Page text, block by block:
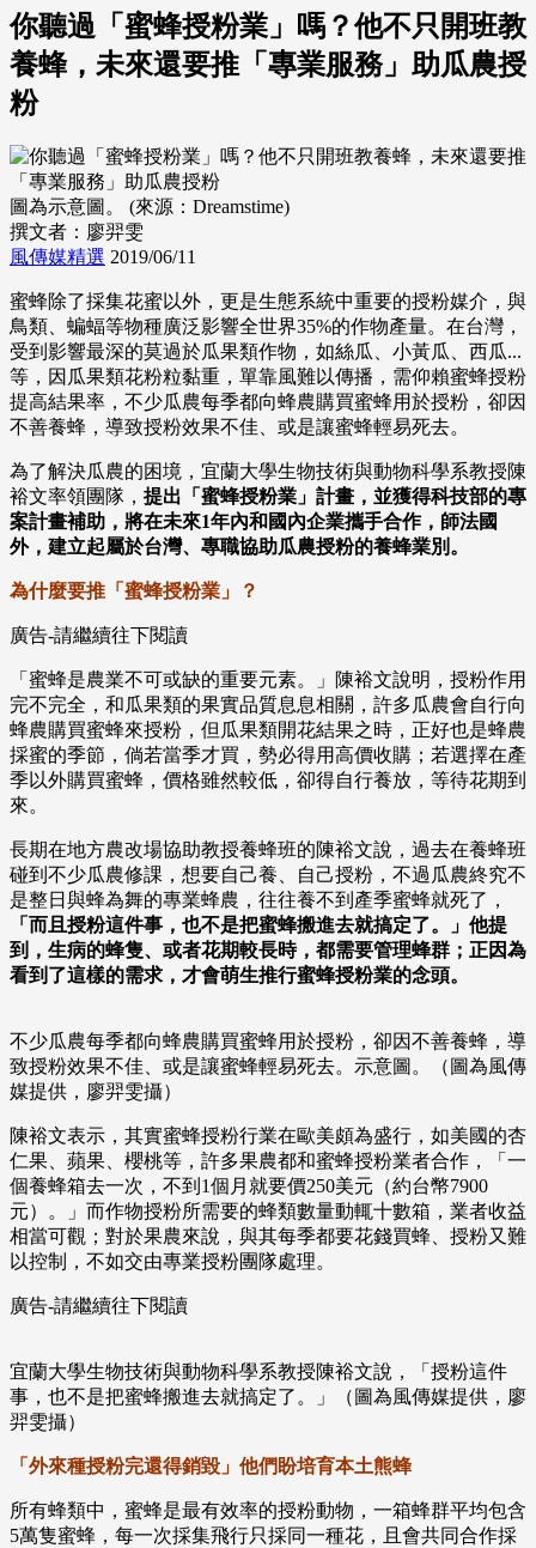
你聽過「蜜蜂授粉業」嗎？他不只開班教
養蜂，未來還要推「專業服務」助瓜農授
粉
圖為示意圖。 (來源：Dreamstime)
撰文者：廖羿雯
風傳媒精選 2019/06/11
蜜蜂除了採集花蜜以外，更是生態系統中重要的授粉媒介，與
鳥類、蝙蝠等物種廣泛影響全世界35%的作物產量。在台灣，
受到影響最深的莫過於瓜果類作物，如絲瓜、小黃瓜、西瓜...
等，因瓜果類花粉粒黏重，單靠風難以傳播，需仰賴蜜蜂授粉
提高結果率，不少瓜農每季都向蜂農購買蜜蜂用於授粉，卻因
不善養蜂，導致授粉效果不佳、或是讓蜜蜂輕易死去。
為了解決瓜農的困境，宜蘭大學生物技術與動物科學系教授陳
裕文率領團隊， 提出「蜜蜂授粉業」計畫，並獲得科技部的專
案計畫補助，將在未來1年內和國內企業攜手合作，師法國
外，建立起屬於台灣、專職協助瓜農授粉的養蜂業別。
為什麼要推「蜜蜂授粉業」？
廣告-請繼續往下閱讀
「蜜蜂是農業不可或缺的重要元素。」陳裕文說明，授粉作用
完不完全，和瓜果類的果實品質息息相關，許多瓜農會自行向
蜂農購買蜜蜂來授粉，但瓜果類開花結果之時，正好也是蜂農
採蜜的季節，倘若當季才買，勢必得用高價收購；若選擇在產
季以外購買蜜蜂，價格雖然較低，卻得自行養放，等待花期到
來。
長期在地方農改場協助教授養蜂班的陳裕文說，過去在養蜂班
碰到不少瓜農修課，想要自己養、自己授粉，不過瓜農終究不
是整日與蜂為舞的專業蜂農，往往養不到產季蜜蜂就死了，
「而且授粉這件事，也不是把蜜蜂搬進去就搞定了。」他提
到，生病的蜂隻、或者花期較長時，都需要管理蜂群；正因為
看到了這樣的需求，才會萌生推行蜜蜂授粉業的念頭。
不少瓜農每季都向蜂農購買蜜蜂用於授粉，卻因不善養蜂，導
致授粉效果不佳、或是讓蜜蜂輕易死去。示意圖。（圖為風傳
媒提供，廖羿雯攝）
陳裕文表示，其實蜜蜂授粉行業在歐美頗為盛行，如美國的杏
仁果、蘋果、櫻桃等，許多果農都和蜜蜂授粉業者合作，「一
個養蜂箱去一次，不到1個月就要價250美元（約台幣7900
元）。」而作物授粉所需要的蜂類數量動輒十數箱，業者收益
相當可觀；對於果農來說，與其每季都要花錢買蜂、授粉又難
以控制，不如交由專業授粉團隊處理。
廣告-請繼續往下閱讀
宜蘭大學生物技術與動物科學系教授陳裕文說，「授粉這件
事，也不是把蜜蜂搬進去就搞定了。」（圖為風傳媒提供，廖
羿雯攝）
「外來種授粉完還得銷毀」他們盼培育本土熊蜂
所有蜂類中，蜜蜂是最有效率的授粉動物，一箱蜂群平均包含
5萬隻蜜蜂，每一次採集飛行只採同一種花，且會共同合作採